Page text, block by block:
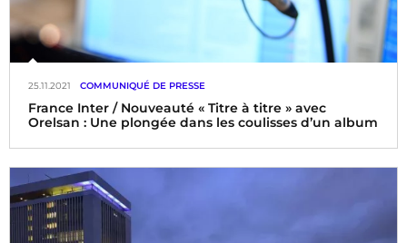
France Inter / Nouveauté « Titre à titre » avec
Orelsan : Une plongée dans les coulisses d’un album
25.11.2021 COMMUNIQUÉ DE PRESSE